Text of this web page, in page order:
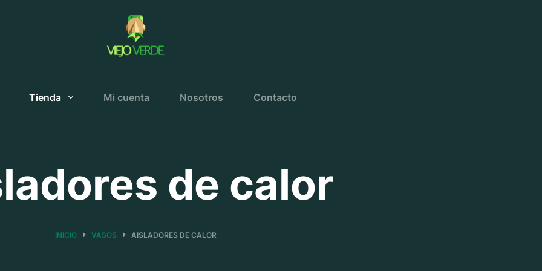
Tienda Mi cuenta Nosotros Contacto
de calor
INICIO VASOS AISLADORES DE CALOR